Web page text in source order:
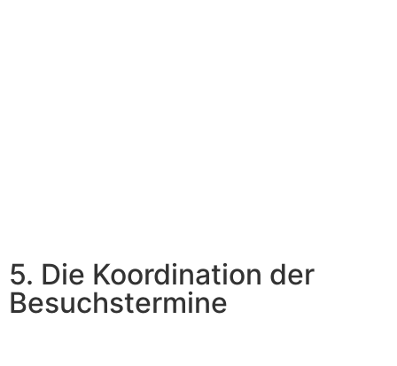
5. Die Koordination der
Besuchstermine